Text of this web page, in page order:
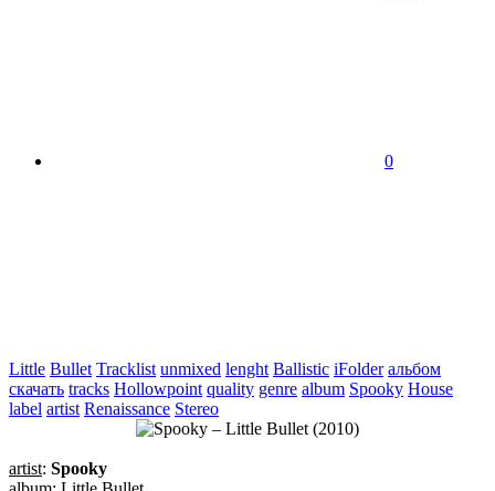
0
Little Bullet Tracklist unmixed lenght Ballistic iFolder альбом
скачать tracks Hollowpoint quality genre album Spooky House
label artist Renaissance Stereo
artist: Spooky